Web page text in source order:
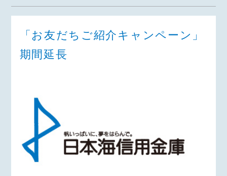
「お友だちご紹介キャンペーン」
期間延長